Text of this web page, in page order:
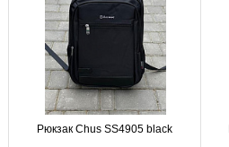
Рюкзак Chus SS4905 black